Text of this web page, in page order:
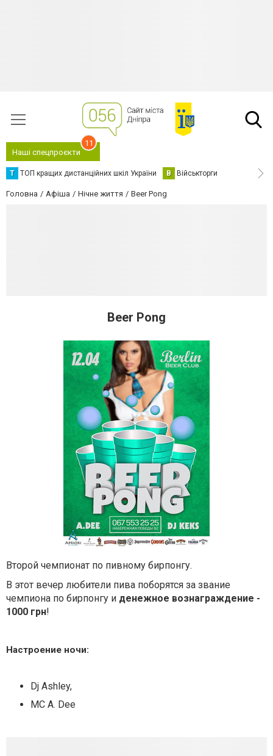
Наші спецпроєкти
11
Т ТОП кращих дистанційних шкіл України В Військторги
Головна Афіша Нічне життя Beer Pong
Beer Pong
Второй чемпионат по пивному бирпонгу.
В этот вечер любители пива поборятся за звание
чемпиона по бирпонгу и денежное вознаграждение -
1000 грн!
Настроение ночи:
Dj Ashley,
MC A. Dee